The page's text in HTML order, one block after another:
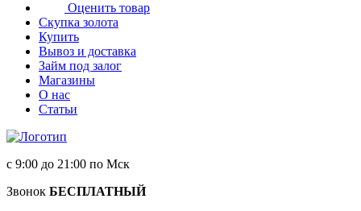
Оценить товар
Скупка золота
Купить
Вывоз и доставка
Займ под залог
Магазины
О нас
Статьи
с 9:00 до 21:00 по Мск
Звонок БЕСПЛАТНЫЙ